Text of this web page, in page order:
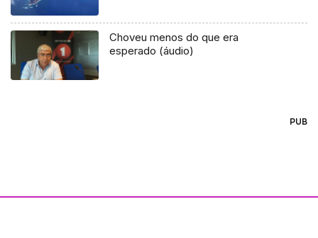
Choveu menos do que era
esperado (áudio)
PUB